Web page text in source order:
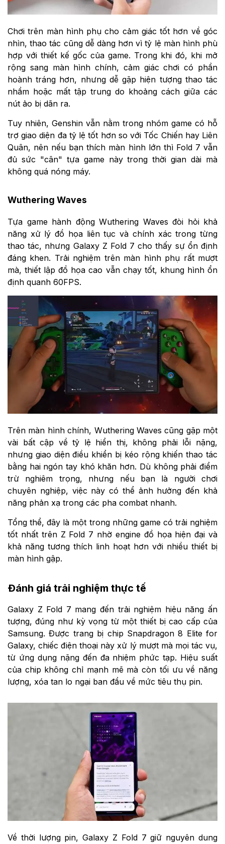
Chơi trên màn hình phụ cho cảm giác tốt hơn về góc
nhìn, thao tác cũng dễ dàng hơn vì tỷ lệ màn hình phù
hợp với thiết kế gốc của game. Trong khi đó, khi mở
rộng sang màn hình chính, cảm giác chơi có phần
hoành tráng hơn, nhưng dễ gặp hiện tượng thao tác
nhầm hoặc mất tập trung do khoảng cách giữa các
nút ảo bị dãn ra.
Tuy nhiên, Genshin vẫn nằm trong nhóm game có hỗ
trợ giao diện đa tỷ lệ tốt hơn so với Tốc Chiến hay Liên
Quân, nên nếu bạn thích màn hình lớn thì Fold 7 vẫn
đủ sức "cân" tựa game này trong thời gian dài mà
không quá nóng máy.
Wuthering Waves
Tựa game hành động Wuthering Waves đòi hỏi khả
năng xử lý đồ họa liên tục và chính xác trong từng
thao tác, nhưng Galaxy Z Fold 7 cho thấy sự ổn định
đáng khen. Trải nghiệm trên màn hình phụ rất mượt
mà, thiết lập đồ họa cao vẫn chạy tốt, khung hình ổn
định quanh 60FPS.
Trên màn hình chính, Wuthering Waves cũng gặp một
vài bất cập về tỷ lệ hiển thị, không phải lỗi nặng,
nhưng giao diện điều khiển bị kéo rộng khiến thao tác
bằng hai ngón tay khó khăn hơn. Dù không phải điểm
trừ nghiêm trọng, nhưng nếu bạn là người chơi
chuyên nghiệp, việc này có thể ảnh hưởng đến khả
năng phản xạ trong các pha combat nhanh.
Tổng thể, đây là một trong những game có trải nghiệm
tốt nhất trên Z Fold 7 nhờ engine đồ họa hiện đại và
khả năng tương thích linh hoạt hơn với nhiều thiết bị
màn hình gập.
Đánh giá trải nghiệm thực tế
Galaxy Z Fold 7 mang đến trải nghiệm hiệu năng ấn
tượng, đúng như kỳ vọng từ một thiết bị cao cấp của
Samsung. Được trang bị chip Snapdragon 8 Elite for
Galaxy, chiếc điện thoại này xử lý mượt mà mọi tác vụ,
từ ứng dụng nặng đến đa nhiệm phức tạp. Hiệu suất
của chip không chỉ mạnh mẽ mà còn tối ưu về năng
lượng, xóa tan lo ngại ban đầu về mức tiêu thụ pin.
Về thời lượng pin, Galaxy Z Fold 7 giữ nguyên dung